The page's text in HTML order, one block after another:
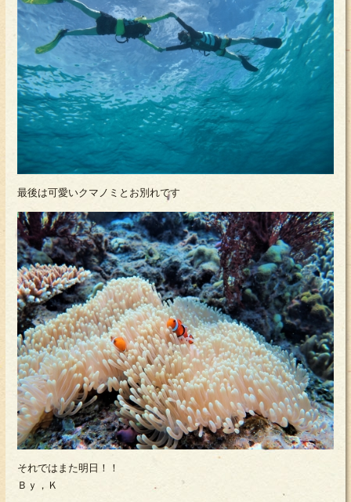
最後は可愛いクマノミとお別れです
それではまた明日！！
Ｂｙ，Ｋ